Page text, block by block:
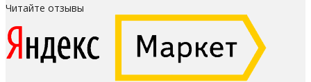
Читайте отзывы